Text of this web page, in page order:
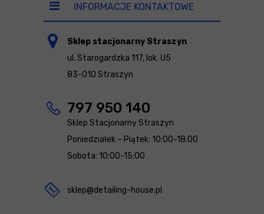
INFORMACJE KONTAKTOWE
Sklep stacjonarny Straszyn
ul. Starogardzka 117, lok. U5
83-010 Straszyn
797 950 140
Sklep Stacjonarny Straszyn
Poniedziałek – Piątek: 10:00-18:00
Sobota: 10:00-15:00
sklep@detailing-house.pl